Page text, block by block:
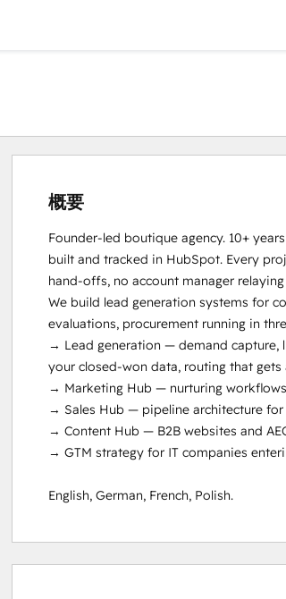
概要
Founder-led boutique agency. 10+
built and tracked in HubSpot. Every
hand-offs, no account manager relaying
We build lead generation systems for
evaluations, procurement running in
→ Lead generation — demand capture,
your closed-won data, routing that
→ Marketing Hub — nurturing
→ Sales Hub — pipeline architecture
→ Content Hub — B2B websites and
→ GTM strategy for IT companies
English, German, French, Polish.